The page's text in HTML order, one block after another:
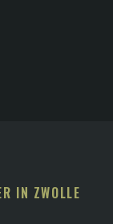
IN ZWOLLE